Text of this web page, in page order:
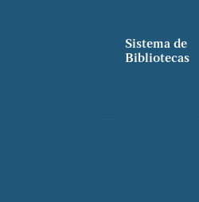
Sistema de
Bibliotecas